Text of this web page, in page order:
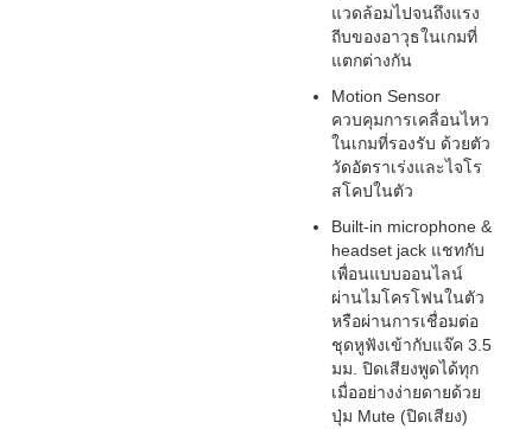
แวดล้อมไปจนถึงแรง
ถีบของอาวุธในเกมที่
แตกต่างกัน
Motion Sensor
ควบคุมการเคลื่อนไหว
ในเกมที่รองรับ ด้วยตัว
วัดอัตราเร่งและไจโร
สโคปในตัว
Built-in microphone &
headset jack แชทกับ
เพื่อนแบบออนไลน์
ผ่านไมโครโฟนในตัว
หรือผ่านการเชื่อมต่อ
ชุดหูฟังเข้ากับแจ๊ค 3.5
มม. ปิดเสียงพูดได้ทุก
เมื่ออย่างง่ายดายด้วย
ปุ่ม Mute (ปิดเสียง)